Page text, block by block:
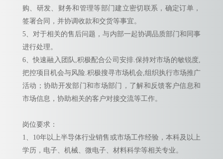
购、研发、财务和管理等部门建立密切联系，确定订单，
签署合同，并协调收款和交货等事宜。
5、对于相关的售后问题，与内部一起协调品质部门和同事
进行处理。
6、快速融入团队,积极配合公司安排.保持对市场的敏锐度,
把控项目机会与风险.积极搜寻市场机会,组织执行市场推广
活动；协助开发部门和市场部门，了解和反馈客户信息和
市场信息，协助相关的客户对接交流等工作。
岗位要求：
1、10年以上半导体行业销售或市场工作经验，本科及以上
学历，电子、机械、微电子、材料科学等相关专业。